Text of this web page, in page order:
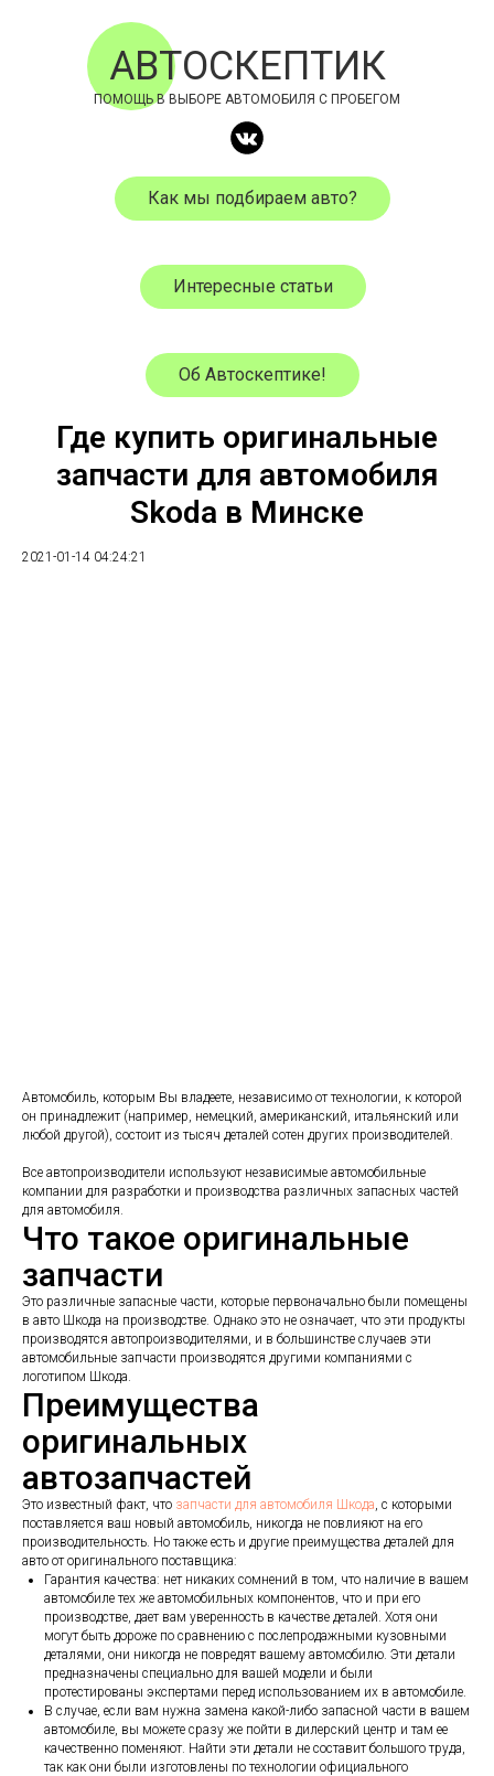
АВТОСКЕПТИК
ПОМОЩЬ В ВЫБОРЕ АВТОМОБИЛЯ С ПРОБЕГОМ
Как мы подбираем авто?
Интересные статьи
Об Автоскептике!
Где купить оригинальные
запчасти для автомобиля
Skoda в Минске
2021-01-14 04:24:21
Автомобиль, которым Вы владеете, независимо от технологии, к которой
он принадлежит (например, немецкий, американский, итальянский или
любой другой), состоит из тысяч деталей сотен других производителей.
Все автопроизводители используют независимые автомобильные
компании для разработки и производства различных запасных частей
для автомобиля.
Что такое оригинальные
запчасти
Это различные запасные части, которые первоначально были помещены
в авто Шкода на производстве. Однако это не означает, что эти продукты
производятся автопроизводителями, и в большинстве случаев эти
автомобильные запчасти производятся другими компаниями с
логотипом Шкода.
Преимущества
оригинальных
автозапчастей
Это известный факт, что запчасти для автомобиля Шкода, с которыми
поставляется ваш новый автомобиль, никогда не повлияют на его
производительность. Но также есть и другие преимущества деталей для
авто от оригинального поставщика:
Гарантия качества: нет никаких сомнений в том, что наличие в вашем
автомобиле тех же автомобильных компонентов, что и при его
производстве, дает вам уверенность в качестве деталей. Хотя они
могут быть дороже по сравнению с послепродажными кузовными
деталями, они никогда не повредят вашему автомобилю. Эти детали
предназначены специально для вашей модели и были
протестированы экспертами перед использованием их в автомобиле.
В случае, если вам нужна замена какой-либо запасной части в вашем
автомобиле, вы можете сразу же пойти в дилерский центр и там ее
качественно поменяют. Найти эти детали не составит большого труда,
так как они были изготовлены по технологии официального